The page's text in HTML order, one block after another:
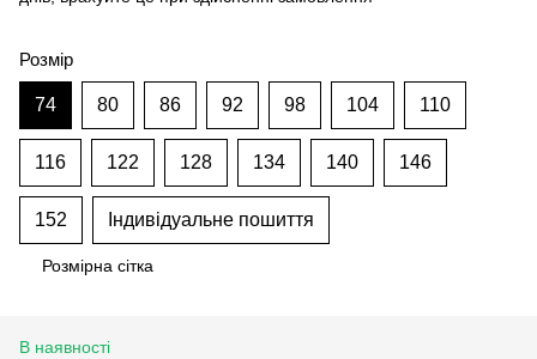
Розмір
74 80 86 92 98 104 110
116 122 128 134 140 146
152 Індивідуальне пошиття
Розмірна сітка
В наявності